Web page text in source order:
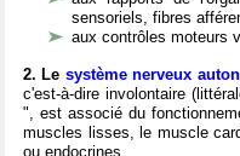
sensoriels, fibres
aux contrôles moteurs
2. Le système nerveux
c'est-à-dire involontaire
", est associé du
muscles lisses, le muscle
ou endocrines.